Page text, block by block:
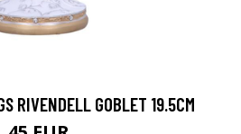
RIVENDELL GOBLET 19.5CM